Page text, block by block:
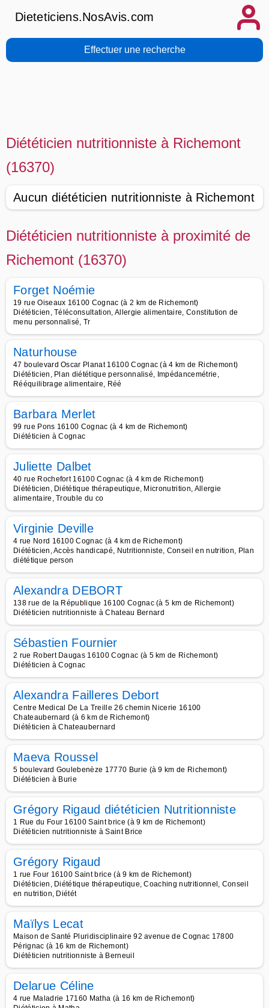
Dieteticiens.NosAvis.com
Effectuer une recherche
Diététicien nutritionniste à Richemont
(16370)
Aucun diététicien nutritionniste à Richemont
Diététicien nutritionniste à proximité de
Richemont (16370)
Forget Noémie
19 rue Oiseaux 16100 Cognac (à 2 km de Richemont)
Diététicien, Téléconsultation, Allergie alimentaire, Constitution de
menu personnalisé, Tr
Naturhouse
47 boulevard Oscar Planat 16100 Cognac (à 4 km de Richemont)
Diététicien, Plan diététique personnalisé, Impédancemétrie,
Rééquilibrage alimentaire, Réé
Barbara Merlet
99 rue Pons 16100 Cognac (à 4 km de Richemont)
Diététicien à Cognac
Juliette Dalbet
40 rue Rochefort 16100 Cognac (à 4 km de Richemont)
Diététicien, Diététique thérapeutique, Micronutrition, Allergie
alimentaire, Trouble du co
Virginie Deville
4 rue Nord 16100 Cognac (à 4 km de Richemont)
Diététicien, Accès handicapé, Nutritionniste, Conseil en nutrition, Plan
diététique person
Alexandra DEBORT
138 rue de la République 16100 Cognac (à 5 km de Richemont)
Diététicien nutritionniste à Chateau Bernard
Sébastien Fournier
2 rue Robert Daugas 16100 Cognac (à 5 km de Richemont)
Diététicien à Cognac
Alexandra Failleres Debort
Centre Medical De La Treille 26 chemin Nicerie 16100
Chateaubernard (à 6 km de Richemont)
Diététicien à Chateaubernard
Maeva Roussel
5 boulevard Goulebenèze 17770 Burie (à 9 km de Richemont)
Diététicien à Burie
Grégory Rigaud diététicien Nutritionniste
1 Rue du Four 16100 Saint brice (à 9 km de Richemont)
Diététicien nutritionniste à Saint Brice
Grégory Rigaud
1 rue Four 16100 Saint brice (à 9 km de Richemont)
Diététicien, Diététique thérapeutique, Coaching nutritionnel, Conseil
en nutrition, Diétét
Maïlys Lecat
Maison de Santé Pluridisciplinaire 92 avenue de Cognac 17800
Pérignac (à 16 km de Richemont)
Diététicien nutritionniste à Berneuil
Delarue Céline
4 rue Maladrie 17160 Matha (à 16 km de Richemont)